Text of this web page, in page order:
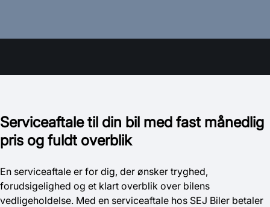
Serviceaftale til din bil med fast månedlig
pris og fuldt overblik
En serviceaftale er for dig, der ønsker tryghed,
forudsigelighed og et klart overblik over bilens
vedligeholdelse. Med en serviceaftale hos SEJ Biler betaler